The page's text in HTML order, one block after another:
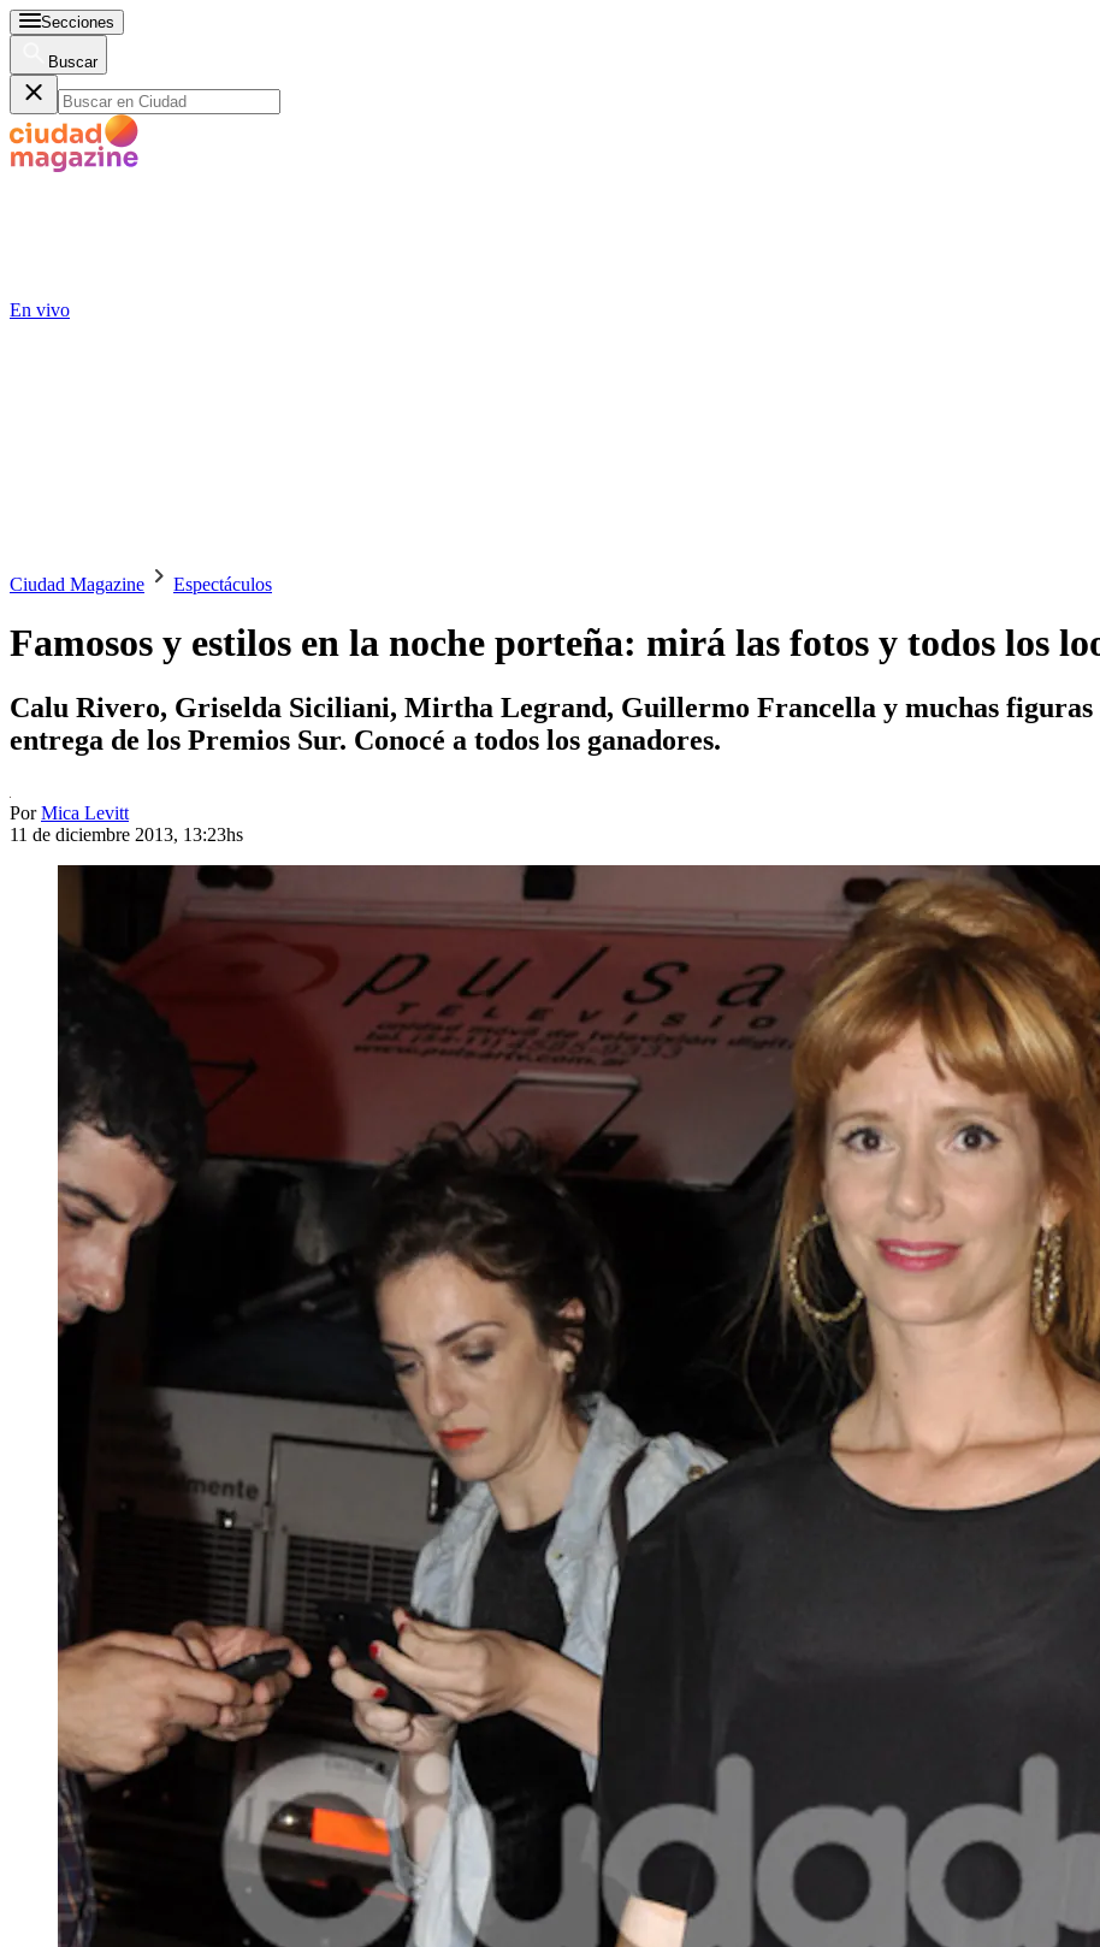
Secciones
Buscar
En vivo
Ciudad Magazine Espectáculos
Famosos y estilos en la noche porteña: mirá las fotos y todos los
Calu Rivero, Griselda Siciliani, Mirtha Legrand, Guillermo Francella y muchas figuras
entrega de los Premios Sur. Conocé a todos los ganadores.
PorMica Levitt
11 de diciembre 2013, 13:23hs